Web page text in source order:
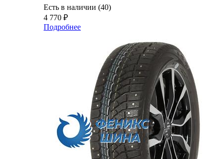
Есть в наличии (40)
4 770 ₽
Подробнее